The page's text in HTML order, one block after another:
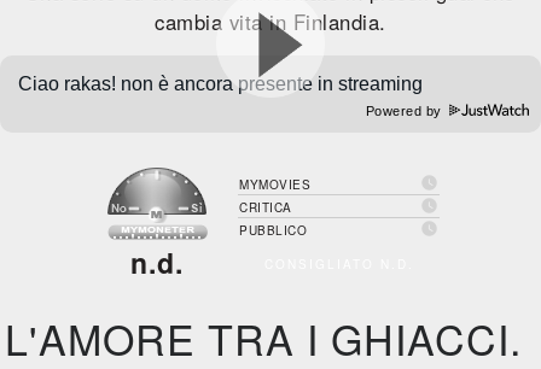
cambia vita in Finlandia.
Powered by
n.d.
MYMOVIES 
CRITICA 
PUBBLICO 
L'AMORE TRA I GHIACCI.